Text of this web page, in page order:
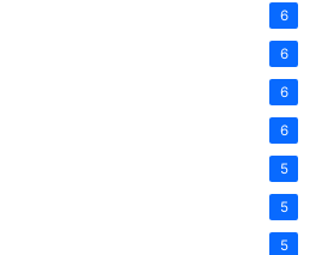
6
6
6
6
5
5
5